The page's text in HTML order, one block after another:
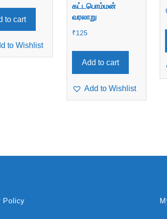
to cart
to Wishlist
கட்டபொம்மன்
வரலாறு
₹125
Add to cart
Add to Wishlist
Policy